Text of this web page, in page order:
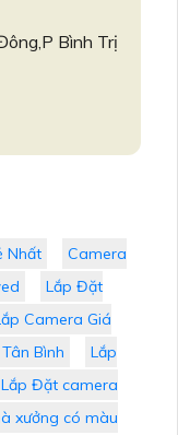
Bình Trị
Nhất
Camera
Lắp Đặt
Camera Giá
Bình
Lắp
Lắp Đặt camera
xưởng có màu